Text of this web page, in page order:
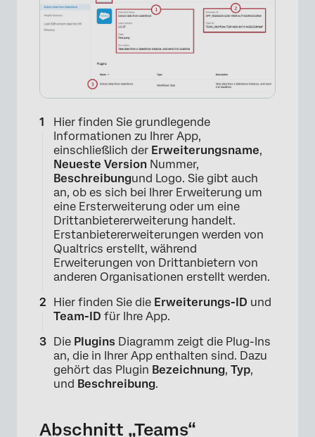
×
Hier finden Sie grundlegende
Informationen zu Ihrer App,
einschließlich der Erweiterungsname,
Neueste Version Nummer,
Beschreibungund Logo. Sie gibt auch
an, ob es sich bei Ihrer Erweiterung um
eine Ersterweiterung oder um eine
Drittanbietererweiterung handelt.
Erstanbietererweiterungen werden von
Qualtrics erstellt, während
Erweiterungen von Drittanbietern von
anderen Organisationen erstellt werden.
Hier finden Sie die Erweiterungs-ID und
Team-ID für Ihre App.
Die Plugins Diagramm zeigt die Plug-Ins
an, die in Ihrer App enthalten sind. Dazu
gehört das Plugin Bezeichnung, Typ,
und Beschreibung.
Abschnitt „Teams“